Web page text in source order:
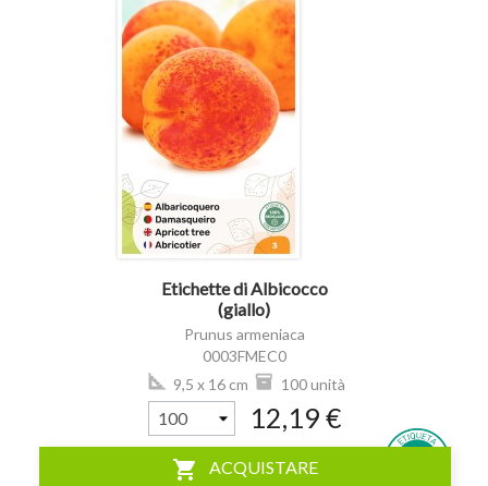
Etichette di Albicocco
(giallo)
Prunus armeniaca
0003FMEC0
9,5 x 16 cm
100 unità
12,19 €
shopping_cart ACQUISTARE